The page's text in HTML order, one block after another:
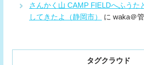
さんかく山 CAMP FIELDへふうた
してきたよ（静岡市）
に waka＠
タグクラウド